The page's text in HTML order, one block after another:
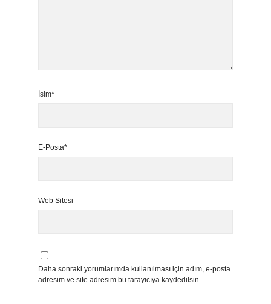
İsim*
E-Posta*
Web Sitesi
Daha sonraki yorumlarımda kullanılması için adım, e-posta
adresim ve site adresim bu tarayıcıya kaydedilsin.